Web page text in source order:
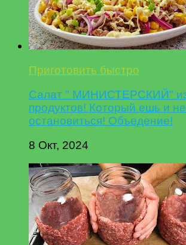
Приготовить быстро
Салат " МИНИСТЕРСКИЙ"
продуктов! Который ешь и
остановиться! Объедение!
8 Окт, 2024